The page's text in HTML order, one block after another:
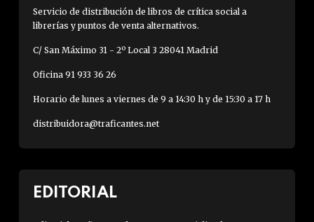
Servicio de distribución de libros de crítica social a
librerías y puntos de venta alternativos.
C/ San Máximo 31 - 2º Local 3 28041 Madrid
Oficina 91 933 36 26
Horario de lunes a viernes de 9 a 14:30 h y de 15:30 a 17 h
distribuidora@traficantes.net
EDITORIAL